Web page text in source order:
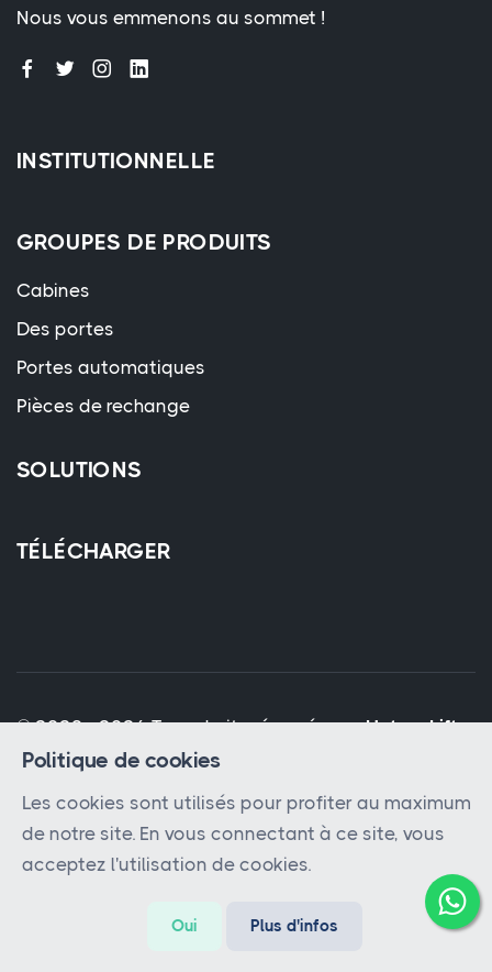
Nous vous emmenons au sommet !
INSTITUTIONNELLE
GROUPES DE PRODUITS
Cabines
Des portes
Portes automatiques
Pièces de rechange
SOLUTIONS
TÉLÉCHARGER
© 2023 - 2026 Tous droits réservés parHatem Lift
Politique de cookies
Les cookies sont utilisés pour profiter au maximum
de notre site. En vous connectant à ce site, vous
acceptez l'utilisation de cookies.
Oui Plus d'infos